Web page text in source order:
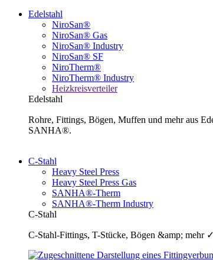
Edelstahl
NiroSan®
NiroSan® Gas
NiroSan® Industry
NiroSan® SF
NiroTherm®
NiroTherm® Industry
Heizkreisverteiler
Edelstahl
Rohre, Fittings, Bögen, Muffen und mehr aus
SANHA®.
C-Stahl
Heavy Steel Press
Heavy Steel Press Gas
SANHA®-Therm
SANHA®-Therm Industry
C-Stahl
C-Stahl-Fittings, T-Stücke, Bögen &amp; mehr